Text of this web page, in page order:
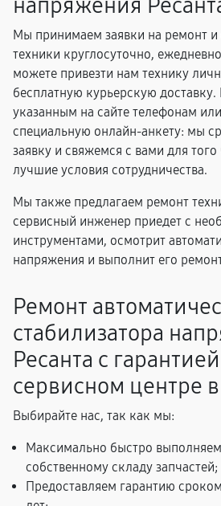
напряжения
Мы принимаем заявки на ремонт
техники круглосуточно,
можете привезти нам технику
бесплатную курьерскую доставку.
указанным на сайте телефонам
специальную онлайн-анкету: мы
заявку и свяжемся с вами для
лучшие условия сотрудничества.
Мы также предлагаем ремонт
сервисный инженер приедет с
инструментами, осмотрит
напряжения и выполнит его
Ремонт
стабилизатора
Ресанта с
сервисном центре
Выбирайте нас, так как мы:
Максимально быстро
собственному складу запчастей;
Предоставляем гарантию